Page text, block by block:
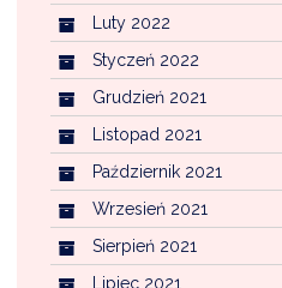
Luty 2022
Styczeń 2022
Grudzień 2021
Listopad 2021
Październik 2021
Wrzesień 2021
Sierpień 2021
Lipiec 2021